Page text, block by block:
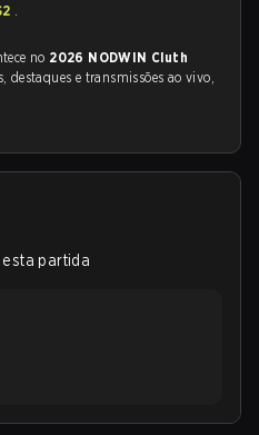
.
no 2026 NODWIN Cluth
destaques e transmissões ao vivo,
partida